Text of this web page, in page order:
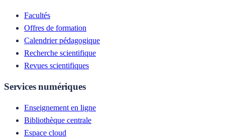
Facultés
Offres de formation
Calendrier pédagogique
Recherche scientifique
Revues scientifiques
Services numériques
Enseignement en ligne
Bibliothèque centrale
Espace cloud